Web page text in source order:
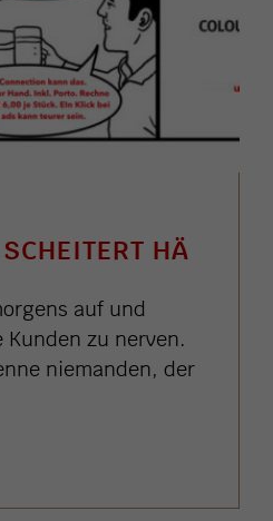
HÄ
auf und
zu nerven.
niemanden, der